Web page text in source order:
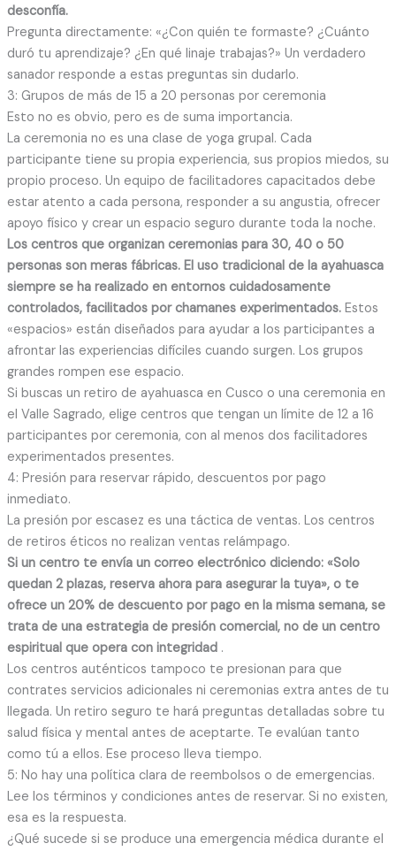
desconfía.
Pregunta directamente: «¿Con quién te formaste? ¿Cuánto
duró tu aprendizaje? ¿En qué linaje trabajas?» Un verdadero
sanador responde a estas preguntas sin dudarlo.
3: Grupos de más de 15 a 20 personas por ceremonia
Esto no es obvio, pero es de suma importancia.
La ceremonia no es una clase de yoga grupal. Cada
participante tiene su propia experiencia, sus propios miedos, su
propio proceso. Un equipo de facilitadores capacitados debe
estar atento a cada persona, responder a su angustia, ofrecer
apoyo físico y crear un espacio seguro durante toda la noche.
Los centros que organizan ceremonias para 30, 40 o 50
personas son meras fábricas. El uso tradicional de la ayahuasca
siempre se ha realizado en entornos cuidadosamente
controlados, facilitados por chamanes experimentados. Estos
«espacios» están diseñados para ayudar a los participantes a
afrontar las experiencias difíciles cuando surgen. Los grupos
grandes rompen ese espacio.
Si buscas un retiro de ayahuasca en Cusco o una ceremonia en
el Valle Sagrado, elige centros que tengan un límite de 12 a 16
participantes por ceremonia, con al menos dos facilitadores
experimentados presentes.
4: Presión para reservar rápido, descuentos por pago
inmediato.
La presión por escasez es una táctica de ventas. Los centros
de retiros éticos no realizan ventas relámpago.
Si un centro te envía un correo electrónico diciendo: «Solo
quedan 2 plazas, reserva ahora para asegurar la tuya», o te
ofrece un 20% de descuento por pago en la misma semana, se
trata de una estrategia de presión comercial, no de un centro
espiritual que opera con integridad .
Los centros auténticos tampoco te presionan para que
contrates servicios adicionales ni ceremonias extra antes de tu
llegada. Un retiro seguro te hará preguntas detalladas sobre tu
salud física y mental antes de aceptarte. Te evalúan tanto
como tú a ellos. Ese proceso lleva tiempo.
5: No hay una política clara de reembolsos o de emergencias.
Lee los términos y condiciones antes de reservar. Si no existen,
esa es la respuesta.
¿Qué sucede si se produce una emergencia médica durante el